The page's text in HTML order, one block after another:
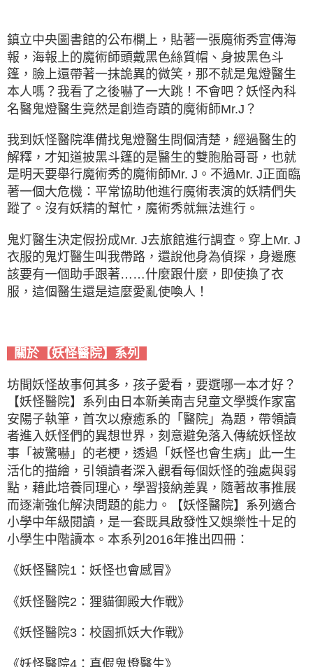
鎮立中央圖書館的公布欄上，貼著一張魔術秀宣傳海
報，海報上的魔術師頭戴黑色絲質帽、身披黑色斗
篷，臉上還帶著一抹詭異的微笑，那不就是鬼燈醫生
本人嗎？我看了之後嚇了一大跳！不會吧？妖怪內科
名醫鬼燈醫生竟然是創造奇蹟的魔術師Mr.J？
我到妖怪醫院準備找鬼燈醫生問個清楚，經過醫生的
解釋，才知道披黑斗篷的是醫生的雙胞胎哥哥，也就
是明天要舉行魔術秀的魔術師Mr. J。不過Mr. J正面臨
著一個大危機：平常協助他進行魔術表演的妖精們失
蹤了。沒有妖精的幫忙，魔術秀就無法進行。
鬼灯醫生決定假扮成Mr. J去旅館進行調查。穿上Mr. J
衣服的鬼灯醫生叫我帶路，還說他身為偵探，身邊應
該要有一個助手跟著……什麼跟什麼，即使換了衣
服，這個醫生還是這麼愛亂使喚人！
關於【妖怪醫院】系列
坊間妖怪故事何其多，孩子愛看，要選哪一本才好？
【妖怪醫院】系列由日本新美南吉兒童文學獎作家富
安陽子執筆，首次以療癒系的「醫院」為題，帶領讀
者進入妖怪們的異想世界，刻意避免落入傳統妖怪故
事「被驚嚇」的老梗，透過「妖怪也會生病」此一生
活化的描繪，引領讀者深入觀看每個妖怪的強處與弱
點，藉此培養同理心，學習接納差異，隨著故事推展
而逐漸強化解決問題的能力。【妖怪醫院】系列適合
小學中年級閱讀，是一套既具啟發性又娛樂性十足的
小學生中階讀本。本系列2016年推出四冊：
《妖怪醫院1：妖怪也會感冒》
《妖怪醫院2：狸貓御殿大作戰》
《妖怪醫院3：校園抓妖大作戰》
《妖怪醫院4：真假鬼燈醫生》